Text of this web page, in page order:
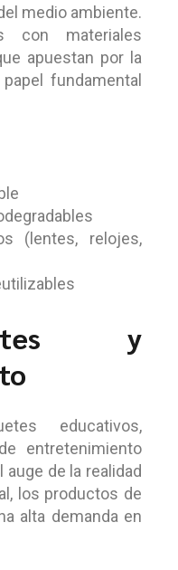
medio ambiente.
con materiales
apuestan por la
fundamental
(lentes, relojes,
y
educativos,
entretenimiento
de la realidad
los productos de
alta demanda en